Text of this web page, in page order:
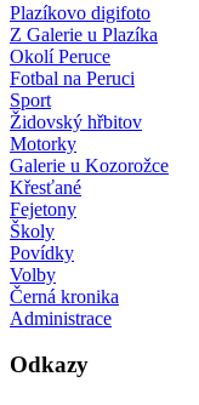
Plazíkovo digifoto
Z Galerie u Plazíka
Okolí Peruce
Fotbal na Peruci
Sport
Židovský hřbitov
Motorky
Galerie u Kozorožce
Křesťané
Fejetony
Školy
Povídky
Volby
Černá kronika
Administrace
Odkazy